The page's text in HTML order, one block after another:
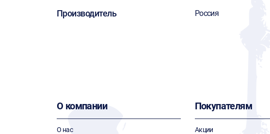
Производитель Россия
О компании
О нас
Покупателям
Акции